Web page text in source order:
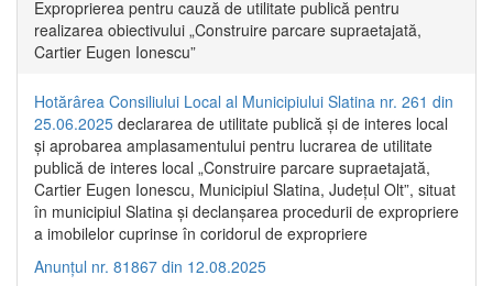
Exproprierea pentru cauză de utilitate publică pentru
realizarea obiectivului „Construire parcare supraetajată,
Cartier Eugen Ionescu”
Hotărârea Consiliului Local al Municipiului Slatina nr. 261 din
25.06.2025 declararea de utilitate publică și de interes local
și aprobarea amplasamentului pentru lucrarea de utilitate
publică de interes local „Construire parcare supraetajată,
Cartier Eugen Ionescu, Municipiul Slatina, Județul Olt”, situat
în municipiul Slatina și declanșarea procedurii de expropriere
a imobilelor cuprinse în coridorul de expropriere
Anunțul nr. 81867 din 12.08.2025